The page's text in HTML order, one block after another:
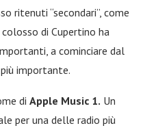
ritenuti “secondari”, come
di Cupertino ha
a cominciare dal
importante.
di Apple Music 1. Un
per una delle radio più